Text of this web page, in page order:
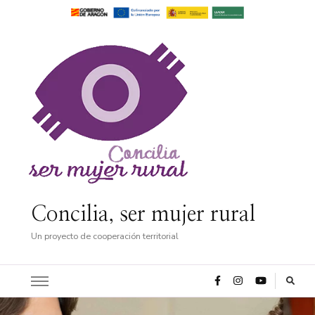
Concilia, ser mujer rural
Un proyecto de cooperación territorial